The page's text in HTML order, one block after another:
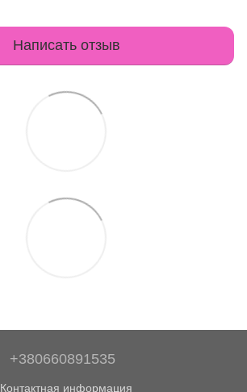
Написать отзыв
+380660891535
Контактная информация